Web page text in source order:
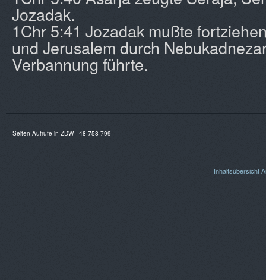
Jozadak.
1Chr 5:41 Jozadak mußte
und Jerusalem durch
Verbannung führte.
Seiten-Aufrufe in ZDW 48 758 799
Inhaltsübersicht